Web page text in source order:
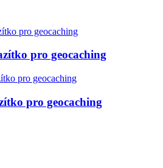
pro geocaching
pro geocaching